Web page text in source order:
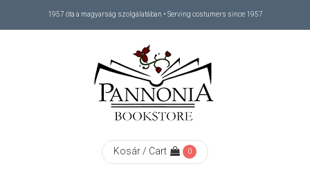
1957 óta a magyarság szolgálatában • Serving costumers since 1957
Kosár / Cart 0